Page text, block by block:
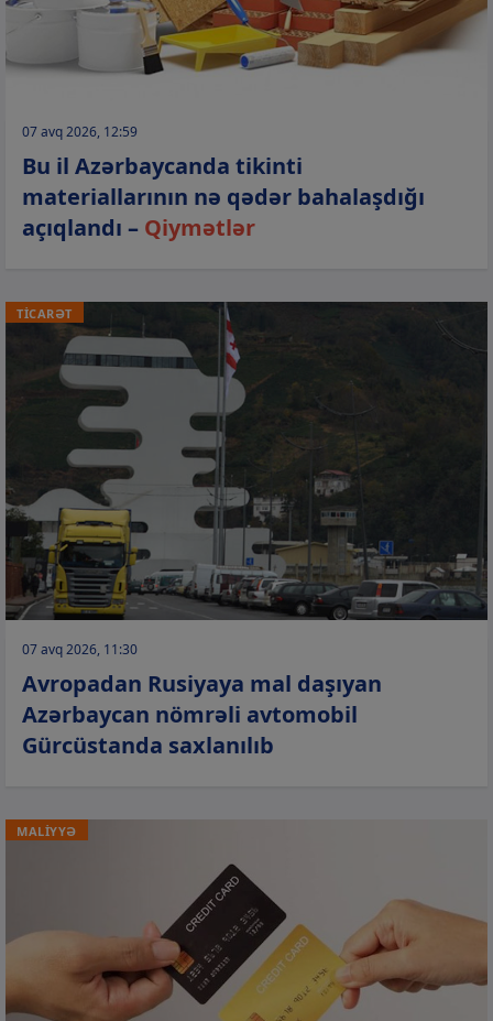
07 avq 2026, 12:59
Bu il Azərbaycanda tikinti
materiallarının nə qədər bahalaşdığı
açıqlandı – Qiymətlər
TİCARƏT
07 avq 2026, 11:30
Avropadan Rusiyaya mal daşıyan
Azərbaycan nömrəli avtomobil
Gürcüstanda saxlanılıb
MALİYYƏ